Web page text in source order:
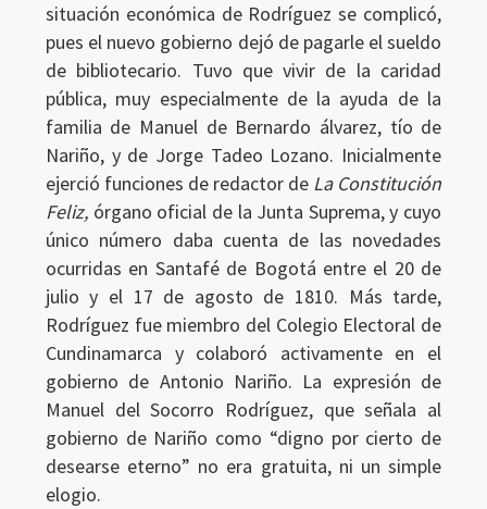
situación económica de Rodríguez se complicó,
pues el nuevo gobierno dejó de pagarle el sueldo
de bibliotecario. Tuvo que vivir de la caridad
pública, muy especialmente de la ayuda de la
familia de Manuel de Bernardo álvarez, tío de
Nariño, y de Jorge Tadeo Lozano. Inicialmente
ejerció funciones de redactor de La Constitución
Feliz,órgano oficial de la Junta Suprema, y cuyo
único número daba cuenta de las novedades
ocurridas en Santafé de Bogotá entre el 20 de
julio y el 17 de agosto de 1810. Más tarde,
Rodríguez fue miembro del Colegio Electoral de
Cundinamarca y colaboró activamente en el
gobierno de Antonio Nariño. La expresión de
Manuel del Socorro Rodríguez, que señala al
gobierno de Nariño como “digno por cierto de
desearse eterno” no era gratuita, ni un simple
elogio.